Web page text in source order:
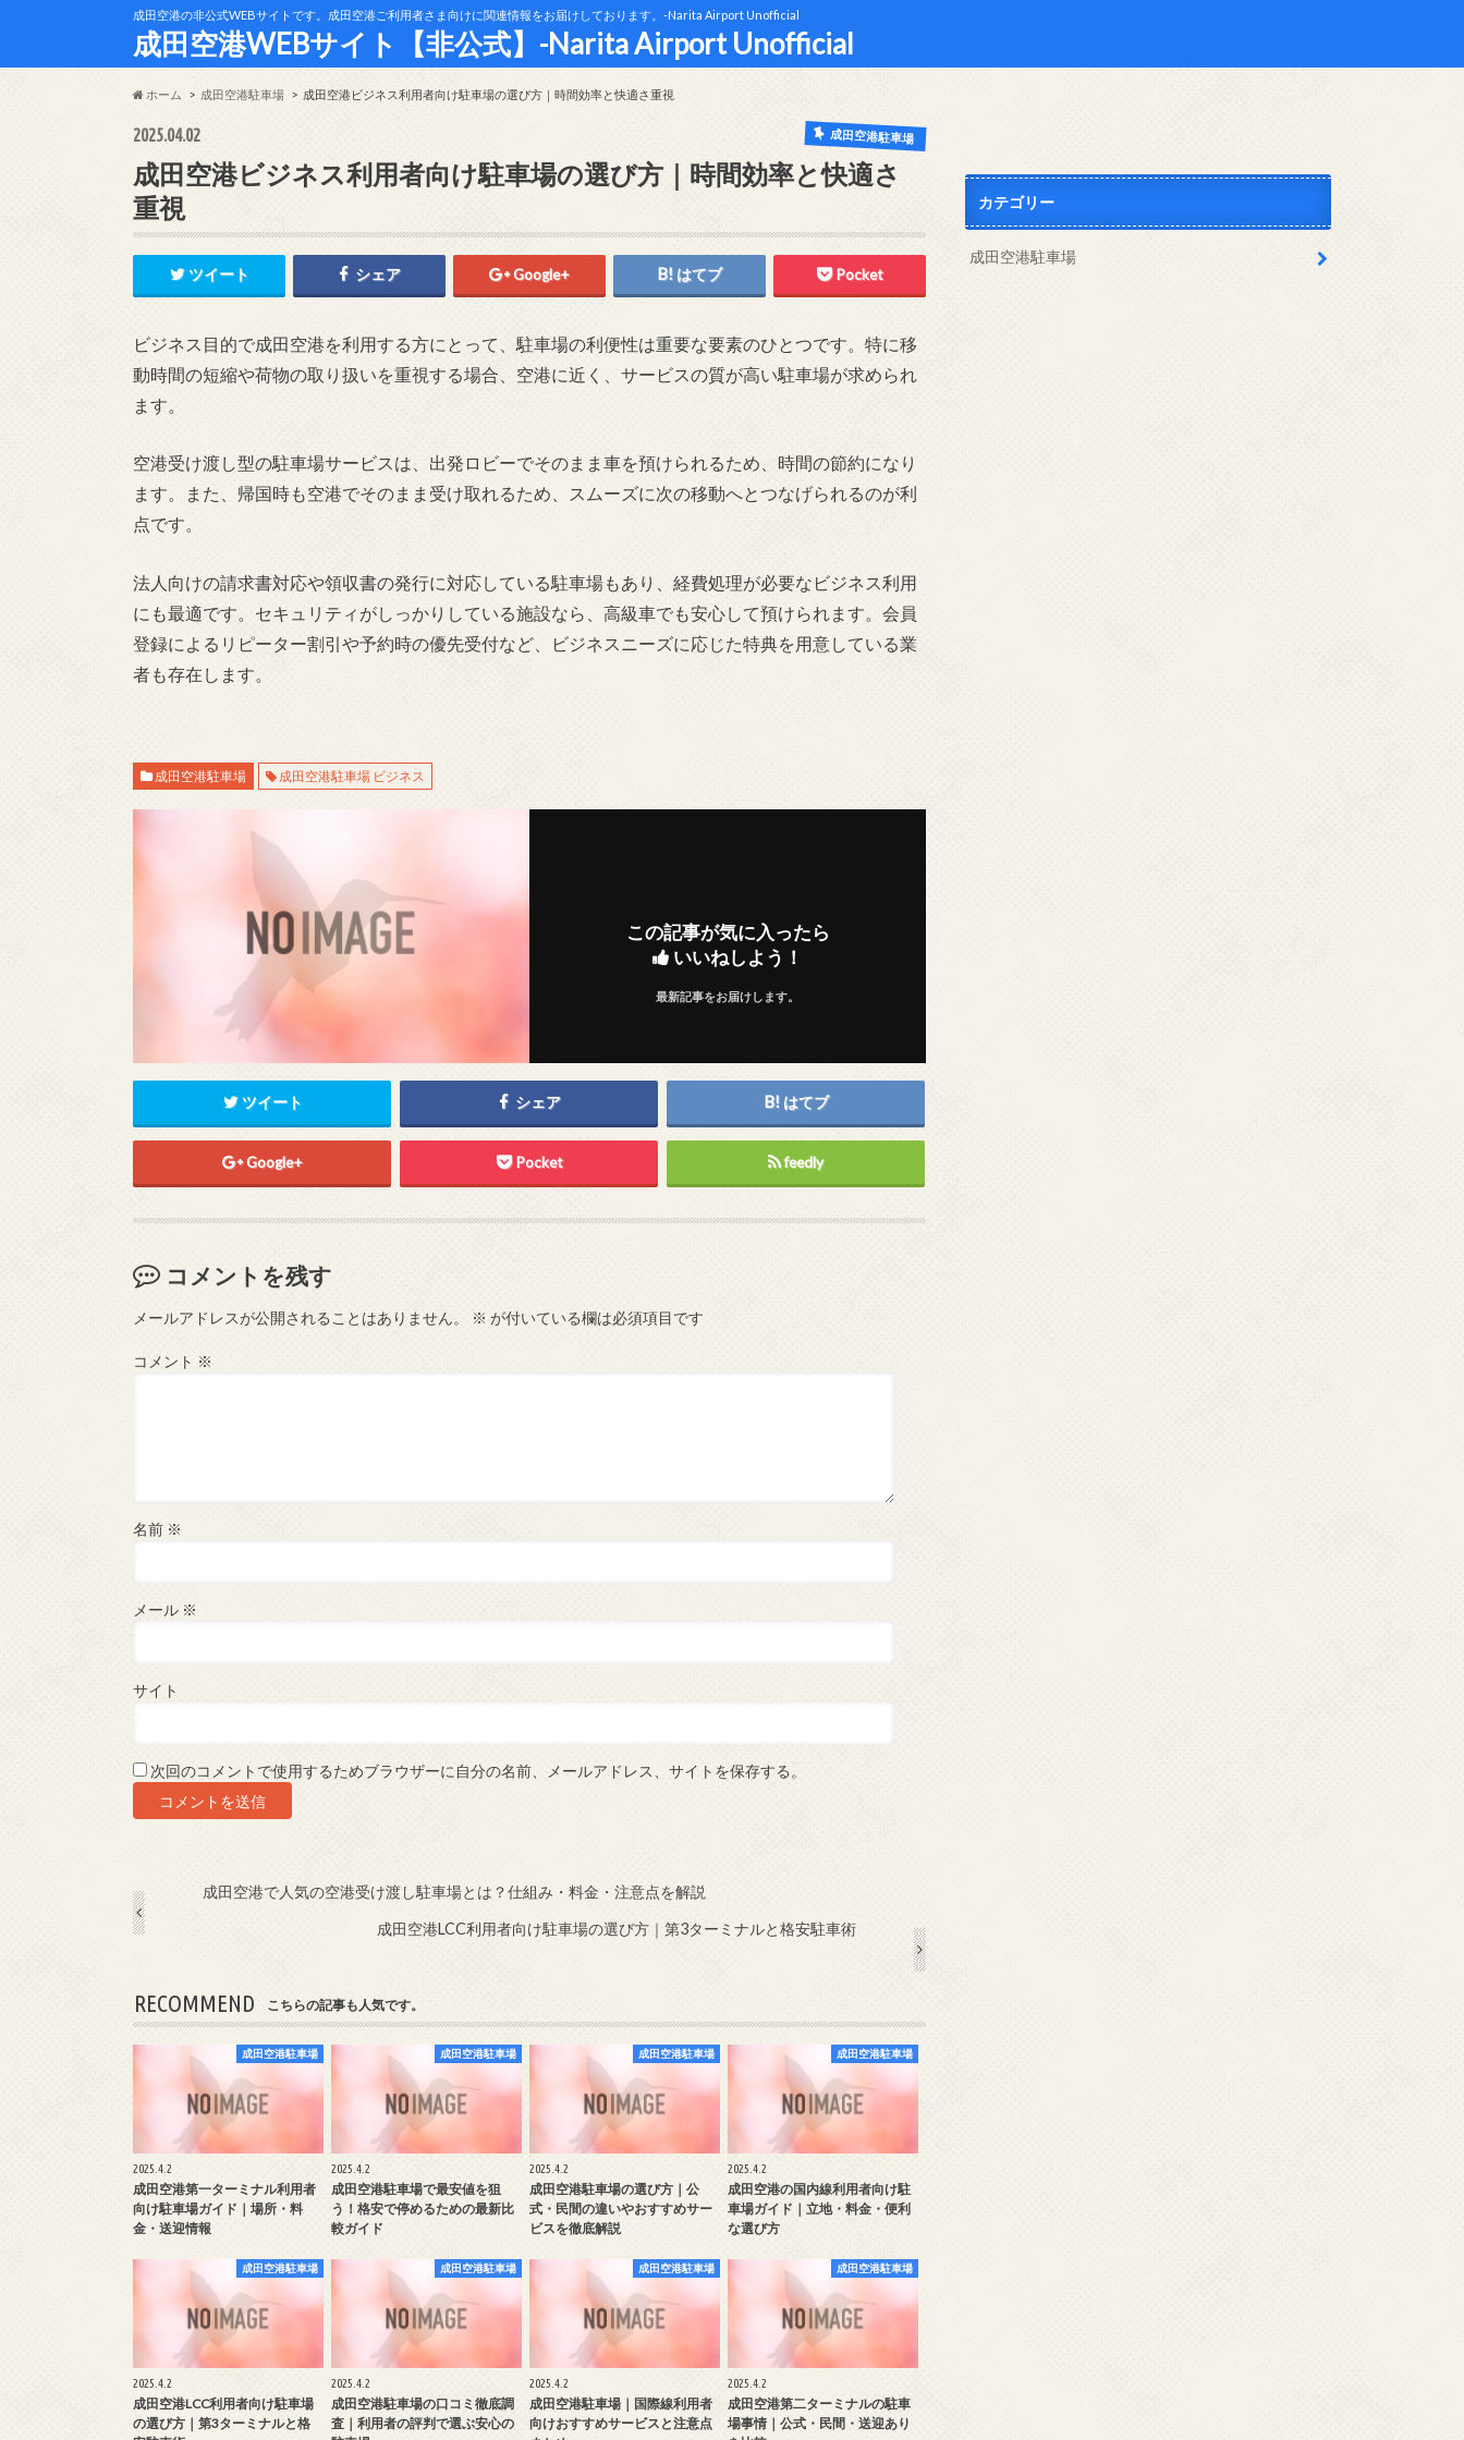
成田空港の非公式WEBサイトです。成田空港ご利用者さま向けに関連情報をお届けしております。-Narita Airport Unofficial
成田空港WEBサイト【非公式】-Narita Airport Unofficial
ホーム 成田空港駐車場 成田空港ビジネス利用者向け駐車場の選び方｜時間効率と快適さ重視
2025.04.02 成田空港駐車場
成田空港ビジネス利用者向け駐車場の選び方｜時間効率と快適さ
重視
ツイート シェア Google+ はてブ Pocket
ビジネス目的で成田空港を利用する方にとって、駐車場の利便性は重要な要素のひとつです。特に移
動時間の短縮や荷物の取り扱いを重視する場合、空港に近く、サービスの質が高い駐車場が求められ
ます。
空港受け渡し型の駐車場サービスは、出発ロビーでそのまま車を預けられるため、時間の節約になり
ます。また、帰国時も空港でそのまま受け取れるため、スムーズに次の移動へとつなげられるのが利
点です。
法人向けの請求書対応や領収書の発行に対応している駐車場もあり、経費処理が必要なビジネス利用
にも最適です。セキュリティがしっかりしている施設なら、高級車でも安心して預けられます。会員
登録によるリピーター割引や予約時の優先受付など、ビジネスニーズに応じた特典を用意している業
者も存在します。
成田空港駐車場 成田空港駐車場 ビジネス
この記事が気に入ったら
いいねしよう！
最新記事をお届けします。
ツイート シェア はてブ
Google+ Pocket feedly
コメントを残す
メールアドレスが公開されることはありません。 ※ が付いている欄は必須項目です
コメント ※
名前 ※
メール ※
サイト
次回のコメントで使用するためブラウザーに自分の名前、メールアドレス、サイトを保存する。
成田空港で人気の空港受け渡し駐車場とは？仕組み・料金・注意点を解説
成田空港LCC利用者向け駐車場の選び方｜第3ターミナルと格安駐車術
RECOMMEND こちらの記事も人気です。
成田空港駐車場
2025.4.2
成田空港第一ターミナル利用者
向け駐車場ガイド｜場所・料
金・送迎情報
成田空港駐車場
2025.4.2
成田空港駐車場で最安値を狙
う！格安で停めるための最新比
較ガイド
成田空港駐車場
2025.4.2
成田空港駐車場の選び方｜公
式・民間の違いやおすすめサー
ビスを徹底解説
成田空港駐車場
2025.4.2
成田空港の国内線利用者向け駐
車場ガイド｜立地・料金・便利
な選び方
成田空港駐車場
2025.4.2
成田空港LCC利用者向け駐車場
の選び方｜第3ターミナルと格
成田空港駐車場
2025.4.2
成田空港駐車場の口コミ徹底調
査｜利用者の評判で選ぶ安心の
成田空港駐車場
2025.4.2
成田空港駐車場｜国際線利用者
向けおすすめサービスと注意点
成田空港駐車場
2025.4.2
成田空港第二ターミナルの駐車
場事情｜公式・民間・送迎あり
カテゴリー
成田空港駐車場